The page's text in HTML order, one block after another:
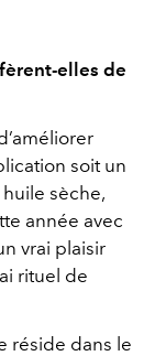
elles de
soit un
sèche,
année avec
vrai plaisir
rituel de
réside dans le